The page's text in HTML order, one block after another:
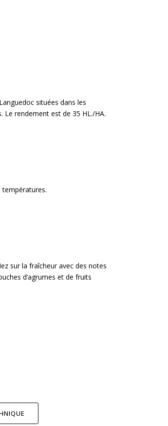
situées dans les
Le rendement est de 35 HL./HA.
températures.
sur la fraîcheur avec des notes
d’agrumes et de fruits